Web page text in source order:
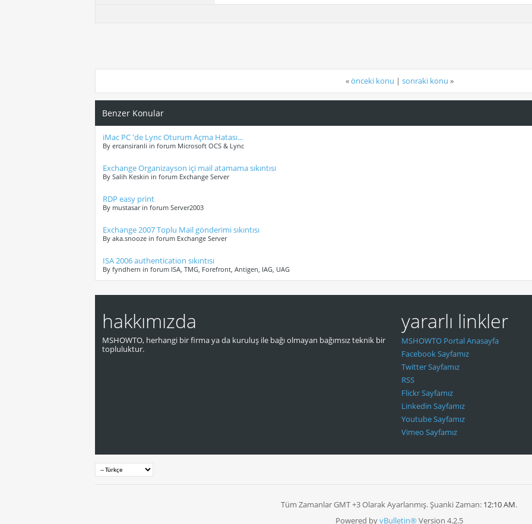
«önceki konu | sonraki konu »
Benzer Konular
iMac PC 'de Lync Oturum Açma Hatası...
By ercansiranli in forum Microsoft OCS & Lync
Exchange Organizayson içi mail atamama sıkıntısı
By Salih Keskin in forum Exchange Server
RDP easy print
By mustasar in forum Server2003
Exchange 2007 Toplu Mail gönderimi sıkıntısı
By aka.snooze in forum Exchange Server
ISA 2006 authentication sıkıntısı
By fyndhern in forum ISA, TMG, Forefront, Antigen, IAG, UAG
hakkımızda
MSHOWTO, herhangi bir firma ya da kuruluş ile bağı olmayan bağımsız teknik bir
topluluktur.
yararlı linkler
MSHOWTO Portal Anasayfa
Facebook Sayfamız
Twitter Sayfamız
RSS
Flickr Sayfamız
Linkedin Sayfamız
Youtube Sayfamız
Vimeo Sayfamız
Tüm Zamanlar GMT +3 Olarak Ayarlanmış. Şuanki Zaman: 12:10 AM.
Powered byvBulletin®Version 4.2.5